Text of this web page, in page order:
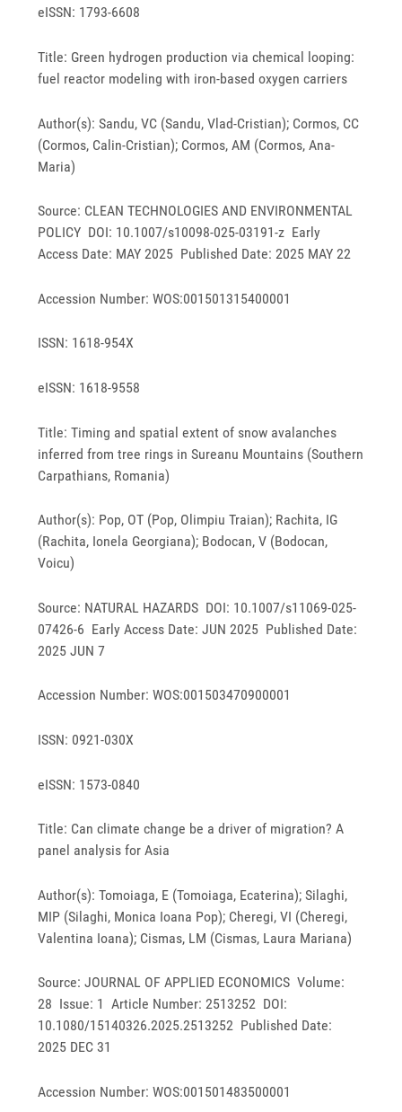
eISSN: 1793-6608
Title: Green hydrogen production via chemical looping:
fuel reactor modeling with iron-based oxygen carriers
Author(s): Sandu, VC (Sandu, Vlad-Cristian); Cormos, CC
(Cormos, Calin-Cristian); Cormos, AM (Cormos, Ana-
Maria)
Source: CLEAN TECHNOLOGIES AND ENVIRONMENTAL
POLICY DOI: 10.1007/s10098-025-03191-z Early
Access Date: MAY 2025 Published Date: 2025 MAY 22
Accession Number: WOS:001501315400001
ISSN: 1618-954X
eISSN: 1618-9558
Title: Timing and spatial extent of snow avalanches
inferred from tree rings in Sureanu Mountains (Southern
Carpathians, Romania)
Author(s): Pop, OT (Pop, Olimpiu Traian); Rachita, IG
(Rachita, Ionela Georgiana); Bodocan, V (Bodocan,
Voicu)
Source: NATURAL HAZARDS DOI: 10.1007/s11069-025-
07426-6 Early Access Date: JUN 2025 Published Date:
2025 JUN 7
Accession Number: WOS:001503470900001
ISSN: 0921-030X
eISSN: 1573-0840
Title: Can climate change be a driver of migration? A
panel analysis for Asia
Author(s): Tomoiaga, E (Tomoiaga, Ecaterina); Silaghi,
MIP (Silaghi, Monica Ioana Pop); Cheregi, VI (Cheregi,
Valentina Ioana); Cismas, LM (Cismas, Laura Mariana)
Source: JOURNAL OF APPLIED ECONOMICS Volume:
28 Issue: 1 Article Number: 2513252 DOI:
10.1080/15140326.2025.2513252 Published Date:
2025 DEC 31
Accession Number: WOS:001501483500001